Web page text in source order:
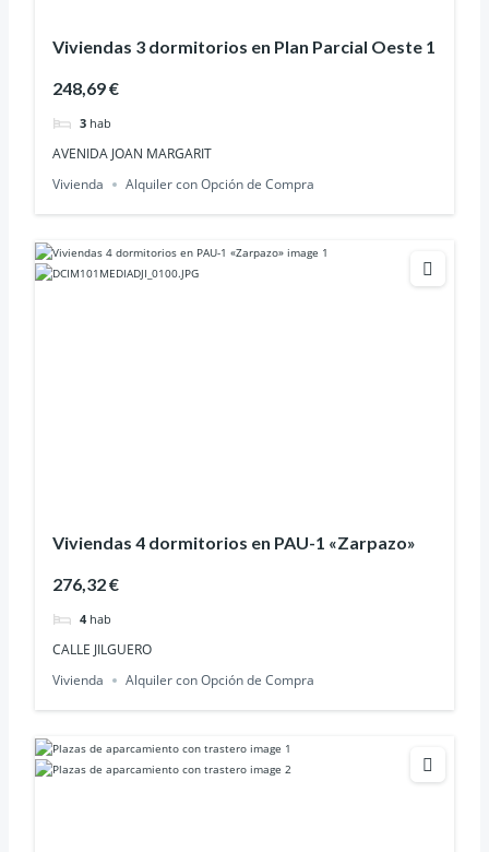
Viviendas 3 dormitorios en Plan Parcial Oeste 1
248,69 €
3 hab
AVENIDA JOAN MARGARIT
Vivienda
Alquiler con Opción de Compra
Viviendas 4 dormitorios en PAU-1 «Zarpazo»
276,32 €
4 hab
CALLE JILGUERO
Vivienda
Alquiler con Opción de Compra